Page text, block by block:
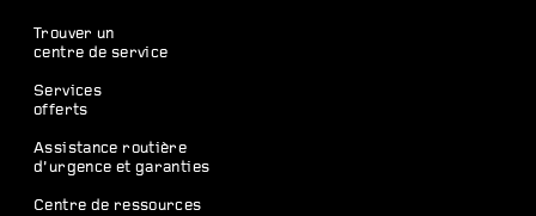
Trouver un
centre de service
Services
offerts
Assistance routière
d’urgence et garanties
Centre de ressources